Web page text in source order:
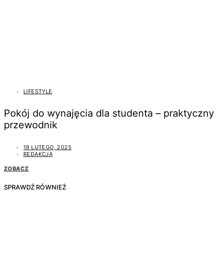
LIFESTYLE
Pokój do wynajęcia dla studenta – praktyczny
przewodnik
19 LUTEGO, 2025
REDAKCJA
ZOBACZ
SPRAWDŹ RÓWNIEŻ